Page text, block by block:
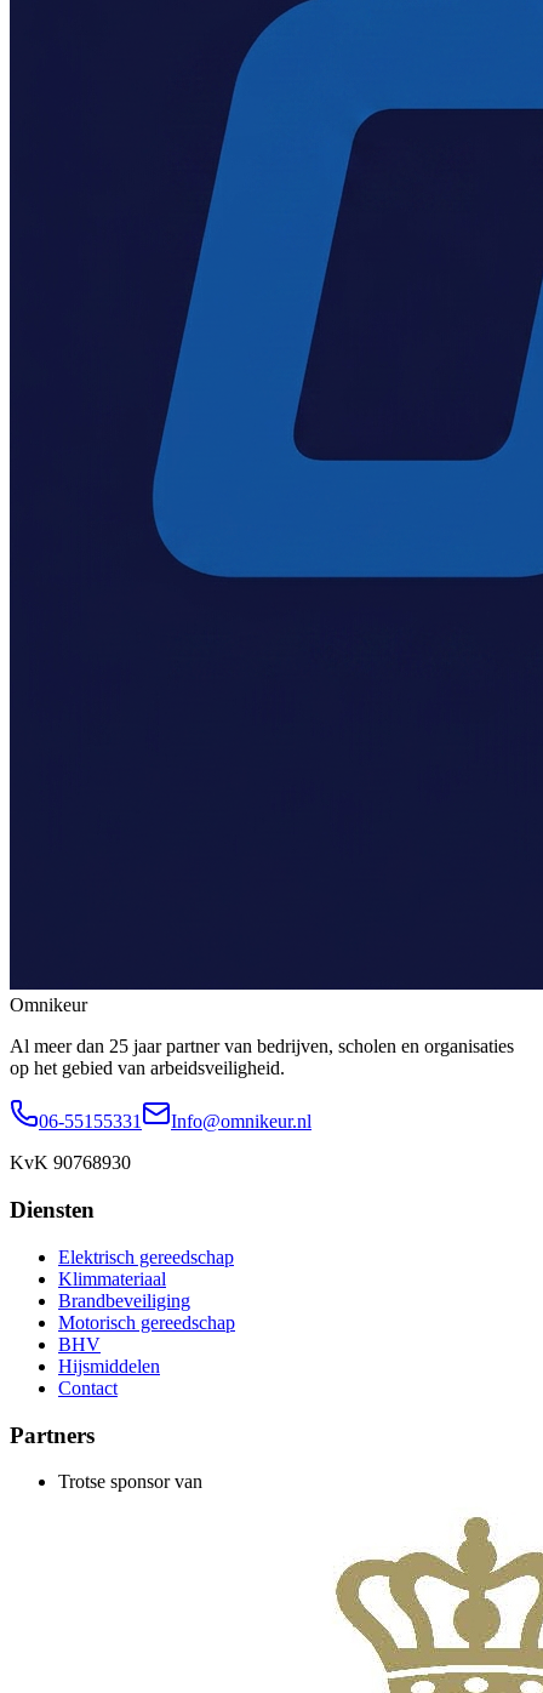
Omnikeur
Al meer dan 25 jaar partner van bedrijven, scholen en organisaties
op het gebied van arbeidsveiligheid.
06-55155331
Info@omnikeur.nl
KvK 90768930
Diensten
Elektrisch gereedschap
Klimmateriaal
Brandbeveiliging
Motorisch gereedschap
BHV
Hijsmiddelen
Contact
Partners
Trotse sponsor van